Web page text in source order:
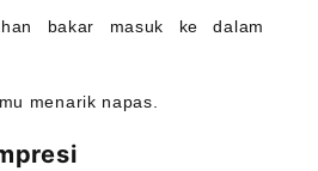
bakar masuk ke dalam
menarik napas.